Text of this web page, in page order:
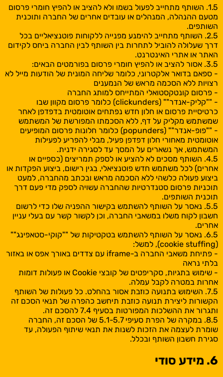
1.5. השותף מתחייב לפעול בשמו ולא להציב או להפיץ חומרי פרסום
מטעם ההנהלה, המנהלים או עובדים אחרים של החברה ותוכנית
השותפים.
2.5. השותף מתחייב להימנע מפנייה ללקוחות פוטנציאליים בכל
דרך שעלולה להוביל לתחרות בין השותף לבין החברה ביחס לקידום
האתר או אתרי האינטרנט.
3.5. אסור להציב או להפיץ חומרי פרסום בפורמטים הבאים:
- ספאם בדואר אלקטרוני, כלומר שליחה המונית של הודעות מייל לא
רצויות ללא הסכמה מראש של הנמענים
- פרסום קונטקסטואלי המתייחס למותג החברה
- ""קליק-אנדר"" (clickunders) כלומר פרסום מקוון שבו
כרטיסיית פרסום או חלון חדש נפתחים אוטומטית בדפדפן לאחר
שמשתמש מקליק על דף, ללא הסכמתו המפורשת של המשתמש
- ""פופ-אנדר"" (popunders) כלומר חלונות פרסום המופיעים
אוטומטית מאחורי חלון דפדפן פעיל, מבלי להפריע לפעילות
המשתמש, אך נשארים על המסך עד לסגירה ידנית.
4.5. השותף מסכים לא להציע או לספק תמריצים (כספיים או
אחרים) לכל משתמש חדש פוטנציאלי, בגין רישום, ביצוע הפקדות או
ביצוע פעולה כלשהי ללא הסכמה מראש ובכתב מהחברה, למעט
תוכניות פרסום סטנדרטיות שהחברה עשויה לספק מדי פעם דרך
תוכנית השותפים.
5.5. נאסר על השותף להשתמש בקישור ההפניה שלו כדי לרשום
חשבון לקוח משלו במשאבי החברה, וכן לקשור קשר עם בעלי עניין
אחרים.
6.5. נאסר על השותף להשתמש בטקטיקות של ""קוקי-סטאפינג""
(cookie stuffing), למשל:
- פתיחת משאבי החברה ב-iframe עם צדדים באורך אפס או באזור
בלתי נראה
- שימוש בתגיות, סקריפטים של קובצי Cookie או פעולות דומות
אחרות במטרה לקבל עמלה.
7.5. השימוש בתנועה כוזבת אסור בהחלט. כל פעולות של השותף
הקשורות ליצירת תנועה כוזבת תיחשב כהפרה של תנאי הסכם זה
ותגרור את ההשלכות המפורטות בסעיף 7.4 להסכם זה.
8.5. במקרה של הפרת סעיפי 5.1-5.7 של הסכם זה, החברה
שומרת לעצמה את הזכות לשנות את תנאי שיתוף הפעולה, עד
סגירת חשבון השותף ובכלל.
6. מידע סודי